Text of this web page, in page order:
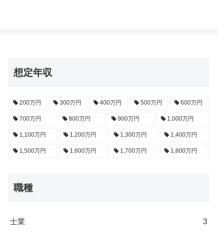
想定年収
200万円 300万円 400万円 500万円 600万円
700万円 800万円 900万円 1,000万円
1,100万円 1,200万円 1,300万円 1,400万円
1,500万円 1,600万円 1,700万円 1,800万円
職種
士業 3